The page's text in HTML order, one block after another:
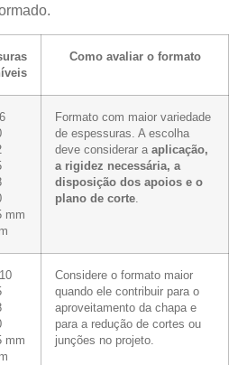
Como avaliar o formato
mm
Formato com maior variedade
de espessuras. A escolha
deve considerar a aplicação,
a rigidez necessária, a
disposição dos apoios e o
plano de corte.
mm
Considere o formato maior
quando ele contribuir para o
aproveitamento da chapa e
para a redução de cortes ou
junções no projeto.